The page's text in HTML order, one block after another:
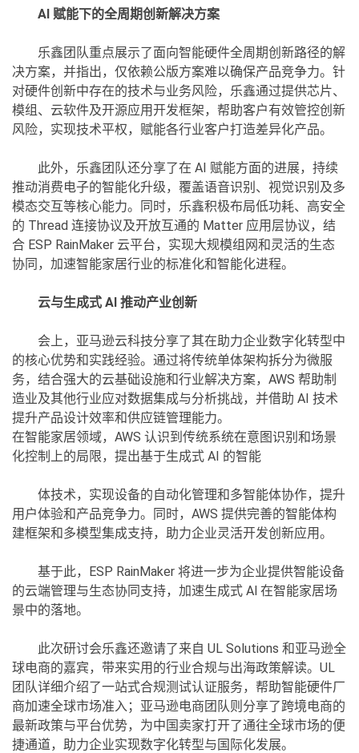
AI 赋能下的全周期创新解决方案
乐鑫团队重点展示了面向智能硬件全周期创新路径的解
决方案，并指出，仅依赖公版方案难以确保产品竞争力。针
对硬件创新中存在的技术与业务风险，乐鑫通过提供芯片、
模组、云软件及开源应用开发框架，帮助客户有效管控创新
风险，实现技术平权，赋能各行业客户打造差异化产品。
此外，乐鑫团队还分享了在 AI 赋能方面的进展，持续
推动消费电子的智能化升级，覆盖语音识别、视觉识别及多
模态交互等核心能力。同时，乐鑫积极布局低功耗、高安全
的 Thread 连接协议及开放互通的 Matter 应用层协议，结
合 ESP RainMaker 云平台，实现大规模组网和灵活的生态
协同，加速智能家居行业的标准化和智能化进程。
云与生成式 AI 推动产业创新
会上，亚马逊云科技分享了其在助力企业数字化转型中
的核心优势和实践经验。通过将传统单体架构拆分为微服
务，结合强大的云基础设施和行业解决方案，AWS 帮助制
造业及其他行业应对数据集成与分析挑战，并借助 AI 技术
提升产品设计效率和供应链管理能力。
在智能家居领域，AWS 认识到传统系统在意图识别和场景
化控制上的局限，提出基于生成式 AI 的智能
体技术，实现设备的自动化管理和多智能体协作，提升
用户体验和产品竞争力。同时，AWS 提供完善的智能体构
建框架和多模型集成支持，助力企业灵活开发创新应用。
基于此，ESP RainMaker 将进一步为企业提供智能设备
的云端管理与生态协同支持，加速生成式 Al 在智能家居场
景中的落地。
此次研讨会乐鑫还邀请了来自 UL Solutions 和亚马逊全
球电商的嘉宾，带来实用的行业合规与出海政策解读。UL
团队详细介绍了一站式合规测试认证服务，帮助智能硬件厂
商加速全球市场准入；亚马逊电商团队则分享了跨境电商的
最新政策与平台优势，为中国卖家打开了通往全球市场的便
捷通道，助力企业实现数字化转型与国际化发展。